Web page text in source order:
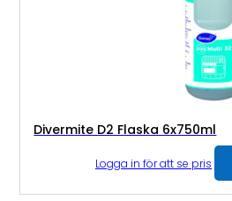
Divermite D2 Flaska 6x750ml
Logga in för att se pris